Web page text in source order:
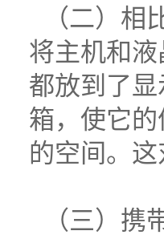
（二）相
将主机和
都放到了
箱，使它
的空间。
（三）携